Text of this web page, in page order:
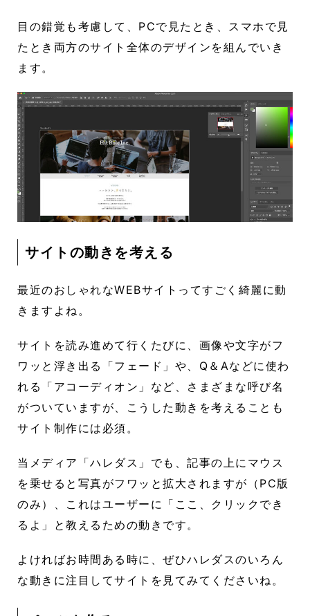
目の錯覚も考慮して、PCで見たとき、スマホで見
たとき両方のサイト全体のデザインを組んでいき
ます。
サイトの動きを考える
最近のおしゃれなWEBサイトってすごく綺麗に動
きますよね。
サイトを読み進めて行くたびに、画像や文字がフ
ワッと浮き出る「フェード」や、Q＆Aなどに使わ
れる「アコーディオン」など、さまざまな呼び名
がついていますが、こうした動きを考えることも
サイト制作には必須。
当メディア「ハレダス」でも、記事の上にマウス
を乗せると写真がフワッと拡大されますが（PC版
のみ）、これはユーザーに「ここ、クリックでき
るよ」と教えるための動きです。
よければお時間ある時に、ぜひハレダスのいろん
な動きに注目してサイトを見てみてくださいね。